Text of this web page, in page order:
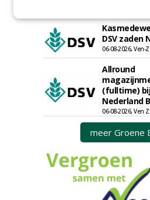
DSV zaden
06-08-2026, Ven-
Allround
(fulltime)
Nederland
06-08-2026, Ven
meer Groene